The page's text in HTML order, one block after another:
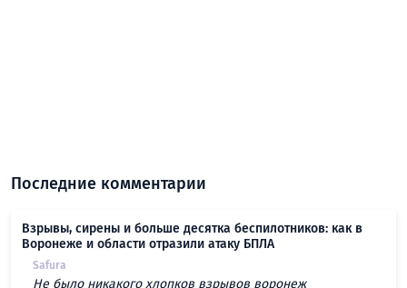
Последние комментарии
Взрывы, сирены и больше десятка беспилотников: как в
Воронеже и области отразили атаку БПЛА
Safura
Не было никакого хлопков взрывов воронеж